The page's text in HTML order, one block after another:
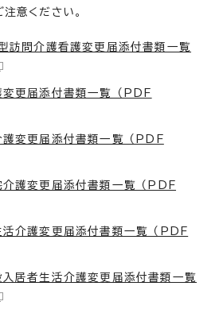
意ください。
訪問介護看護変更届添付書類一覧
更届添付書類一覧 （PDF
変更届添付書類一覧 （PDF
護変更届添付書類一覧 （PDF
介護変更届添付書類一覧 （PDF
居者生活介護変更届添付書類一覧